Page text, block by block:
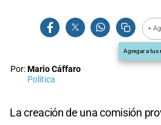
+
Agregar a tus
Por:Mario Cáffaro
Política
La creación de una comisión